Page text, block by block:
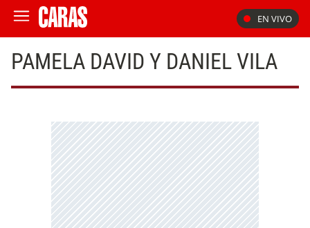
EN VIVO
PAMELA DAVID Y DANIEL VILA